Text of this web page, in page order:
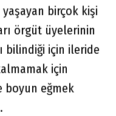
birçok kişi
örgüt üyelerinin
bilindiği için ileride
için
boyun eğmek